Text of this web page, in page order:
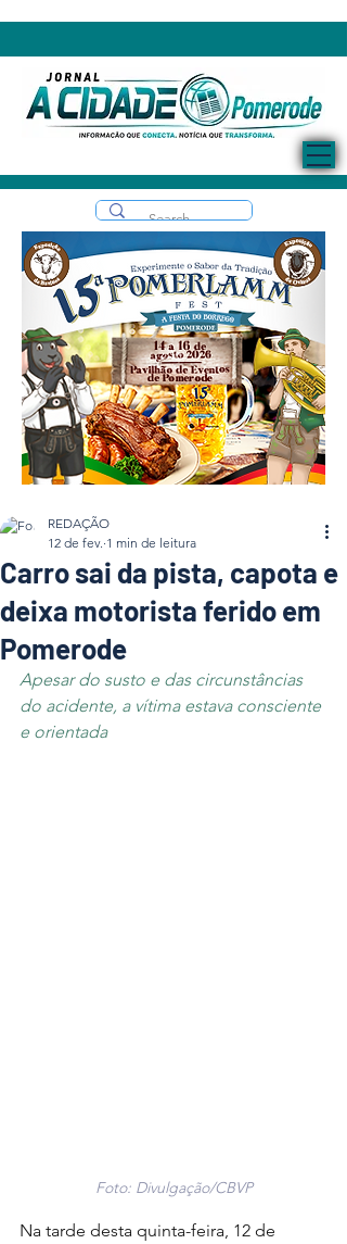
Carro sai da pista, capota e
deixa motorista ferido em
Pomerode
REDAÇÃO
12 de fev. 1 min de leitura
Apesar do susto e das circunstâncias
do acidente, a vítima estava consciente
e orientada
Foto: Divulgação/CBVP
Na tarde desta quinta-feira, 12 de